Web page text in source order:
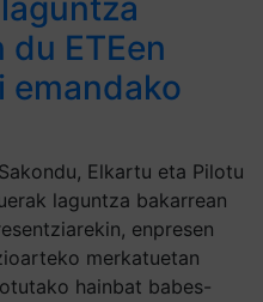
ETEen
emandako
Elkartu eta Pilotu
laguntza bakarrean
enpresen
merkatuetan
hainbat babes-